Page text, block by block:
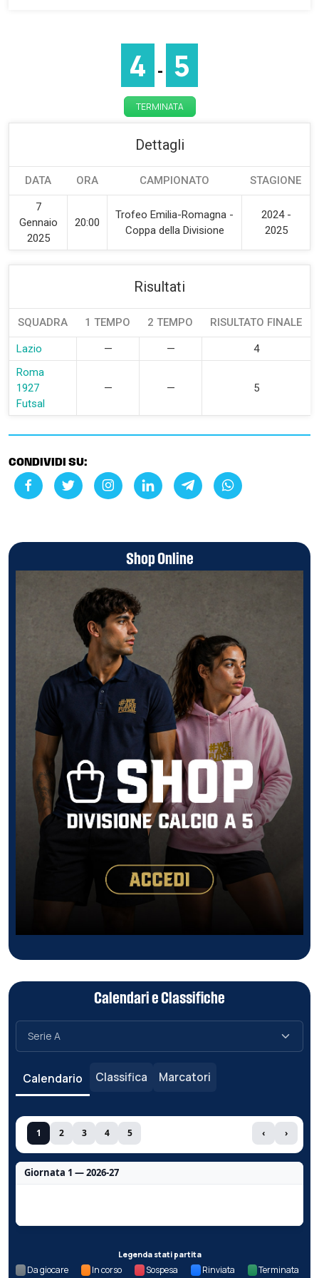
4 - 5
TERMINATA
Dettagli
DATA ORA CAMPIONATO STAGIONE
7
Gennaio
2025
20:00
Trofeo Emilia-Romagna -
Coppa della Divisione
2024 -
2025
Risultati
SQUADRA 1 TEMPO 2 TEMPO RISULTATO FINALE
Lazio — — 4
Roma
1927
Futsal
— — 5
CONDIVIDI SU:
Shop Online
Calendari e Classifiche
Calendario Classifica Marcatori
1 2 3 4 5 ‹ ›
Giornata 1 — 2026-27
Legenda stati partita
Da giocare In corso Sospesa Rinviata Terminata